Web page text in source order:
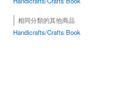
相同分類的其他商品
Handicrafts/Crafts Book